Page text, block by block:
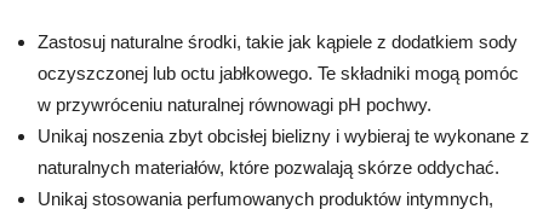
Zastosuj naturalne środki, takie jak kąpiele z dodatkiem sody
oczyszczonej lub octu jabłkowego. Te składniki mogą pomóc
w przywróceniu naturalnej równowagi pH pochwy.
Unikaj noszenia zbyt obcisłej bielizny i wybieraj te wykonane z
naturalnych materiałów, które pozwalają skórze oddychać.
Unikaj stosowania perfumowanych produktów intymnych,